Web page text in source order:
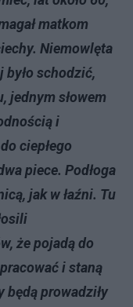
matkom
Niemowlęta
było schodzić,
jednym słowem
i
ciepłego
piece. Podłoga
jak w łaźni. Tu
że pojadą do
i staną
prowadziły